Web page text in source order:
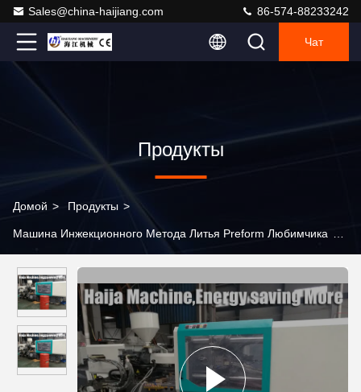
Sales@china-haijiang.com 86-574-88233242
Чат
Продукты
Домой > Продукты >
Машина Инжекционного Метода Литья Preform Любимчика
120 тонн для пластиковой усталости корзины плода анти-